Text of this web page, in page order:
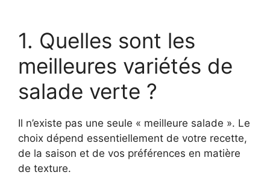
1. Quelles sont les
meilleures variétés de
salade verte ?
Il n’existe pas une seule « meilleure salade ». Le
choix dépend essentiellement de votre recette,
de la saison et de vos préférences en matière
de texture.